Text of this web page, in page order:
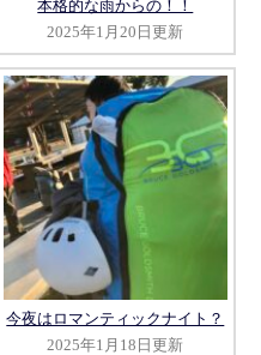
本格的な雨からの！！
2025年1月20日更新
今夜はロマンティックナイト？
2025年1月18日更新